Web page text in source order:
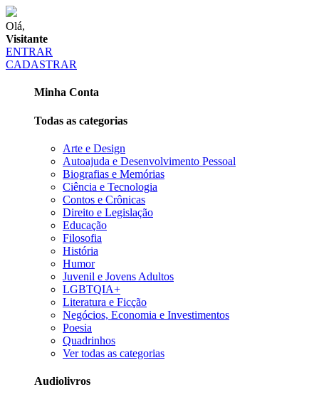
Olá,
Visitante
ENTRAR
CADASTRAR
Minha Conta
Todas as categorias
Arte e Design
Autoajuda e Desenvolvimento Pessoal
Biografias e Memórias
Ciência e Tecnologia
Contos e Crônicas
Direito e Legislação
Educação
Filosofia
História
Humor
Juvenil e Jovens Adultos
LGBTQIA+
Literatura e Ficção
Negócios, Economia e Investimentos
Poesia
Quadrinhos
Ver todas as categorias
Audiolivros